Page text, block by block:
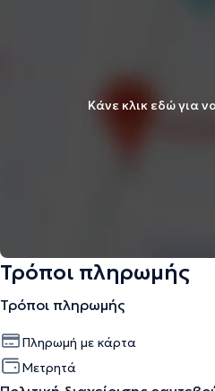
Κάνε κλικ εδώ για
Τρόποι πληρωμής
Τρόποι πληρωμής
Πληρωμή με κάρτα
Μετρητά